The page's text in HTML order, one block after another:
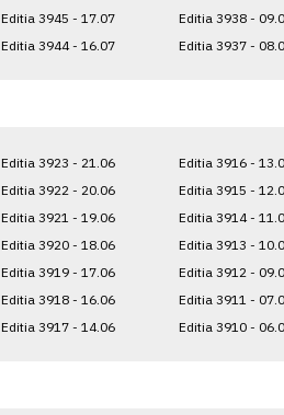
Editia 3945 - 17.07
Editia 3944 - 16.07
Editia 3938 -
Editia 3937 -
Editia 3923 - 21.06
Editia 3922 - 20.06
Editia 3921 - 19.06
Editia 3920 - 18.06
Editia 3919 - 17.06
Editia 3918 - 16.06
Editia 3917 - 14.06
Editia 3916 -
Editia 3915 -
Editia 3914 -
Editia 3913 -
Editia 3912 -
Editia 3911 -
Editia 3910 -